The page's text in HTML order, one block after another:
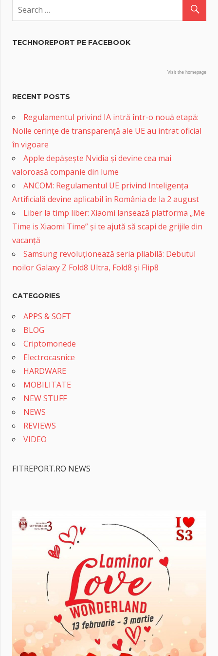
TECHNOREPORT PE FACEBOOK
Visit the homepage
RECENT POSTS
Regulamentul privind IA intră într-o nouă etapă:
Noile cerințe de transparență ale UE au intrat oficial
în vigoare
Apple depășește Nvidia și devine cea mai
valoroasă companie din lume
ANCOM: Regulamentul UE privind Inteligența
Artificială devine aplicabil în România de la 2 august
Liber la timp liber: Xiaomi lansează platforma „Me
Time is Xiaomi Time” și te ajută să scapi de grijile din
vacanță
Samsung revoluționează seria pliabilă: Debutul
noilor Galaxy Z Fold8 Ultra, Fold8 și Flip8
CATEGORIES
APPS & SOFT
BLOG
Criptomonede
Electrocasnice
HARDWARE
MOBILITATE
NEW STUFF
NEWS
REVIEWS
VIDEO
FITREPORT.RO NEWS